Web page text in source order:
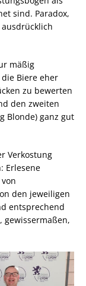
sind. Paradox,
mäßig
Biere eher
zu bewerten
den zweiten
Blonde) ganz gut
Verkostung
Erlesene
den jeweiligen
entsprechend
gewissermaßen,